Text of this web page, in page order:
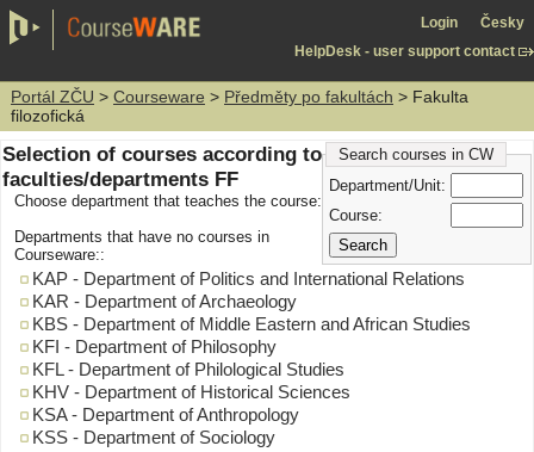
Login
Česky
HelpDesk - user support contact
Portál ZČU > Courseware > Předměty po fakultách > Fakulta
filozofická
Search courses in CW
Department/Unit:
Course:
Selection of courses according to
faculties/departments FF
Choose department that teaches the course:
Departments that have no courses in
Courseware::
KAP - Department of Politics and International Relations
KAR - Department of Archaeology
KBS - Department of Middle Eastern and African Studies
KFI - Department of Philosophy
KFL - Department of Philological Studies
KHV - Department of Historical Sciences
KSA - Department of Anthropology
KSS - Department of Sociology